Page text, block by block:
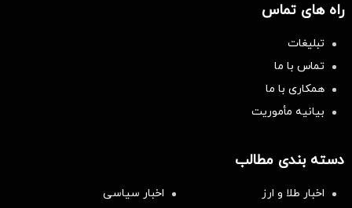
راه های تماس
تبلیغات
تماس با ما
همکاری با ما
بیانیه مأموریت
دسته بندی مطالب
اخبار طلا و ارز
اخبار سیاسی